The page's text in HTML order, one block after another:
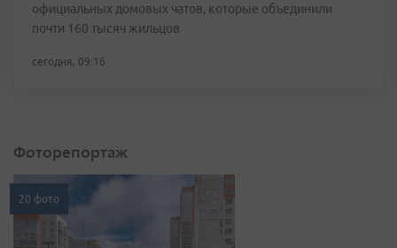
официальных домовых чатов, которые объединили
почти 160 тысяч жильцов
сегодня, 09:16
Фоторепортаж
20 фото